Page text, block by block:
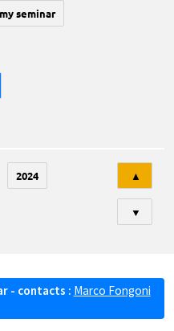
seminar
2024 ▲
▼
- contacts : Marco Fongoni